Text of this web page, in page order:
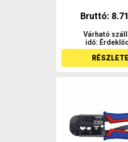
Bruttó:
Várható
idő: